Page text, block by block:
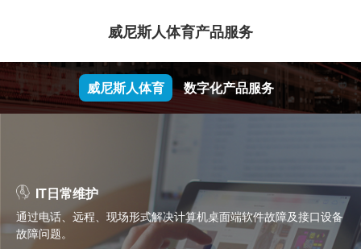
威尼斯人体育产品服务
威尼斯人体育 数字化产品服务
IT日常维护
通过电话、远程、现场形式解决计算机桌面端软件故障及接口设备
故障问题。